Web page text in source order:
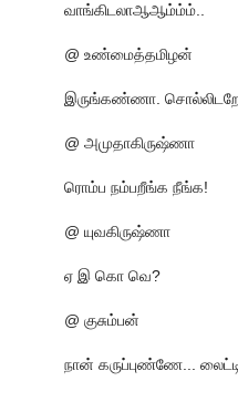
வாங்கிடலாஆஆம்ம்ம்..
@ உண்மைத்தமிழன்
இருங்கண்ணா.
@ அமுதாகிருஷ்ணா
ரொம்ப நம்பறீங்க நீங்க!
@ யுவகிருஷ்ணா
ஏ இ கொ வெ?
@ குசும்பன்
நான் கருப்புண்ணே...